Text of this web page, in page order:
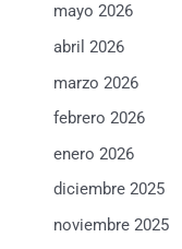
mayo 2026
abril 2026
marzo 2026
febrero 2026
enero 2026
diciembre 2025
noviembre 2025